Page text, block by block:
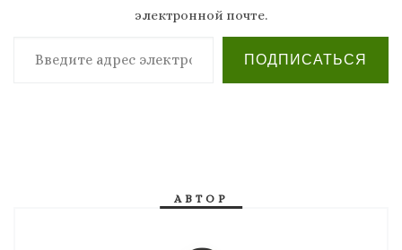
электронной почте.
Введите адрес электронной почты…
ПОДПИСАТЬСЯ
АВТОР